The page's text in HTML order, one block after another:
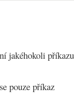
jakéhokoli příkazu
pouze příkaz